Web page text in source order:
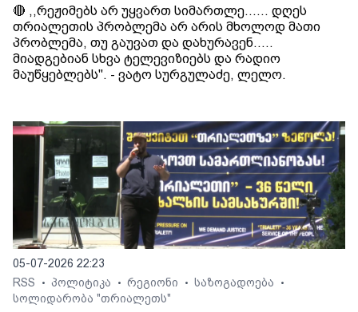
🔴 ,,რეჟიმებს არ უყვართ სიმართლე...... დღეს
თრიალეთის პრობლემა არ არის მხოლოდ მათი
პრობლემა, თუ გაუვათ და დახურავენ.....
მიადგებიან სხვა ტელევიზიებს და რადიო
მაუწყებლებს". - ვატო სურგულაძე, ლელო.
05-07-2026 22:23
RSS
• პოლიტიკა • რეგიონი • საზოგადოება •
სოლიდარობა "თრიალეთს"